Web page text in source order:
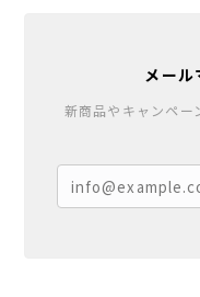
メール
新商品やキャンペー